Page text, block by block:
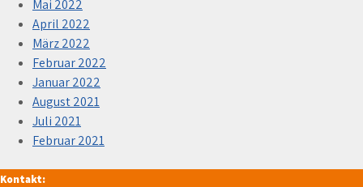
Mai 2022
April 2022
März 2022
Februar 2022
Januar 2022
August 2021
Juli 2021
Februar 2021
Kontakt: